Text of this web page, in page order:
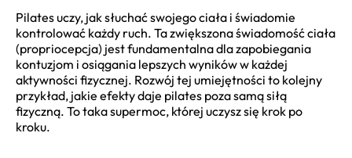
Pilates uczy, jak słuchać swojego ciała i świadomie
kontrolować każdy ruch. Ta zwiększona świadomość ciała
(propriocepcja) jest fundamentalna dla zapobiegania
kontuzjom i osiągania lepszych wyników w każdej
aktywności fizycznej. Rozwój tej umiejętności to kolejny
przykład, jakie efekty daje pilates poza samą siłą
fizyczną. To taka supermoc, której uczysz się krok po
kroku.